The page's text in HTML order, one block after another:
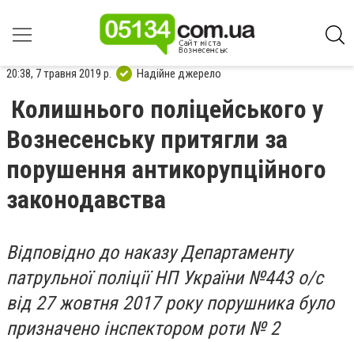
20:38, 7 травня 2019 р. Надійне джерело
Колишнього поліцейського у
Вознесенську притягли за
порушення антикорупційного
законодавства
Відповідно до наказу Департаменту
патрульної поліції НП України №443 о/с
від 27 жовтня 2017 року порушника було
призначено інспектором роти № 2